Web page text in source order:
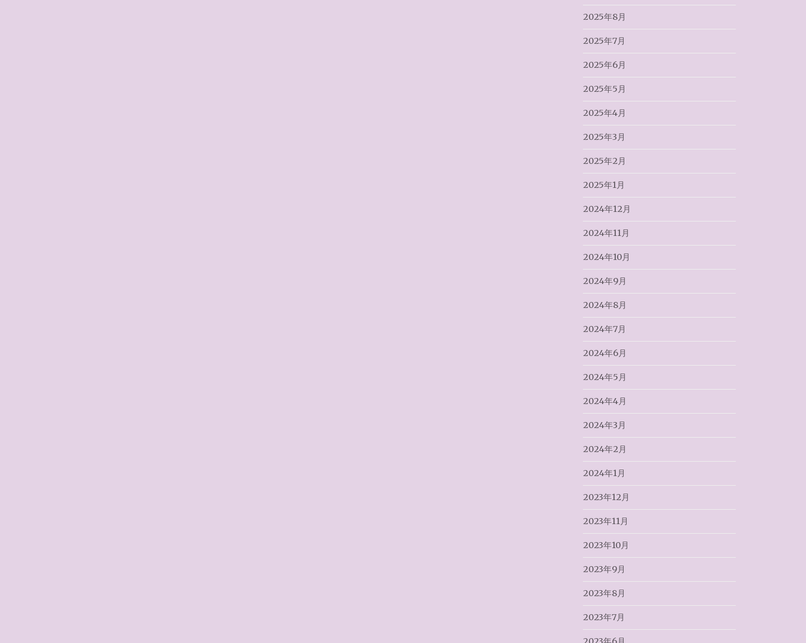
2025年8月
2025年7月
2025年6月
2025年5月
2025年4月
2025年3月
2025年2月
2025年1月
2024年12月
2024年11月
2024年10月
2024年9月
2024年8月
2024年7月
2024年6月
2024年5月
2024年4月
2024年3月
2024年2月
2024年1月
2023年12月
2023年11月
2023年10月
2023年9月
2023年8月
2023年7月